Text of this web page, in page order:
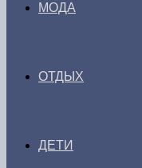
МОДА
ОТДЫХ
ДЕТИ